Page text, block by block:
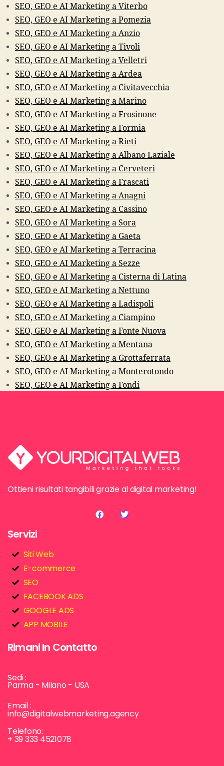
SEO, GEO e AI Marketing a Viterbo
SEO, GEO e AI Marketing a Pomezia
SEO, GEO e AI Marketing a Anzio
SEO, GEO e AI Marketing a Tivoli
SEO, GEO e AI Marketing a Velletri
SEO, GEO e AI Marketing a Ardea
SEO, GEO e AI Marketing a Civitavecchia
SEO, GEO e AI Marketing a Marino
SEO, GEO e AI Marketing a Frosinone
SEO, GEO e AI Marketing a Formia
SEO, GEO e AI Marketing a Rieti
SEO, GEO e AI Marketing a Albano Laziale
SEO, GEO e AI Marketing a Cerveteri
SEO, GEO e AI Marketing a Frascati
SEO, GEO e AI Marketing a Anagni
SEO, GEO e AI Marketing a Cassino
SEO, GEO e AI Marketing a Sora
SEO, GEO e AI Marketing a Gaeta
SEO, GEO e AI Marketing a Terracina
SEO, GEO e AI Marketing a Sezze
SEO, GEO e AI Marketing a Cisterna di Latina
SEO, GEO e AI Marketing a Nettuno
SEO, GEO e AI Marketing a Ladispoli
SEO, GEO e AI Marketing a Ciampino
SEO, GEO e AI Marketing a Fonte Nuova
SEO, GEO e AI Marketing a Mentana
SEO, GEO e AI Marketing a Grottaferrata
SEO, GEO e AI Marketing a Monterotondo
SEO, GEO e AI Marketing a Fondi
Ottieni risultati tangibili grazie al digital marketing!
Servizi
Siti Web
E-commerce
SEO
FACEBOOK ADS
GOOGLE ADS
APP MOBILE
Rimani In Contatto
Sedi :
Parma - Milano - USA
Email :
info@digitalwebmarketing.agency
Telefono:
+ 39 333 4521078